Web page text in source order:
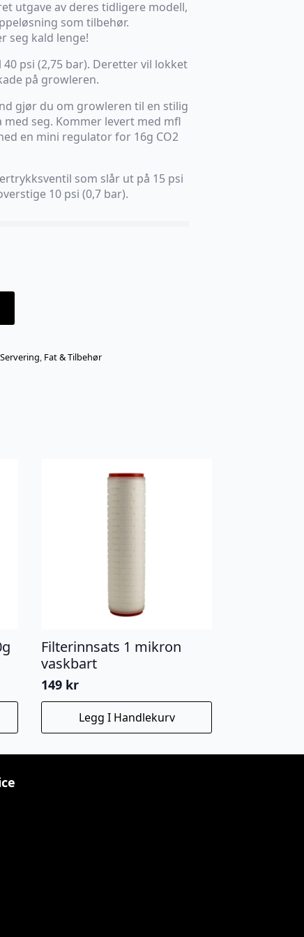
utgave av deres tidligere modell,
som tilbehør.
seg kald lenge!
psi (2,75 bar). Deretter vil lokket
på growleren.
gjør du om growleren til en stilig
seg. Kommer levert med mfl
en mini regulator for 16g CO2
som slår ut på 15 psi
10 psi (0,7 bar).
, Fat & Tilbehør
Filterinnsats 1 mikron
vaskbart
149 kr
Legg I Handlekurv